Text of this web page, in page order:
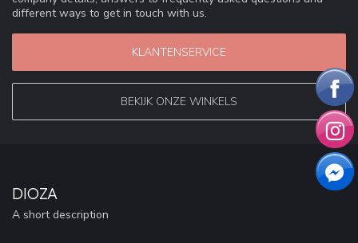
different ways to get in touch with us.
KLANTENSERVICE
BEKIJK ONZE WINKELS
DIOZA
A short description